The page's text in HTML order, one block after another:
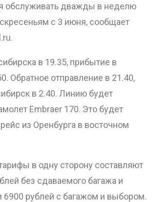
обслуживать дважды в неделю
с 3 июня, сообщает
в 19.35, прибытие в
Обратное отправление в 21.40,
в 2.40. Линию будет
Embraer 170. Это будет
из Оренбурга в восточном
в одну сторону составляют
без сдаваемого багажа и
6900 рублей с багажом и выбором.
ОТПРАВИТЬ